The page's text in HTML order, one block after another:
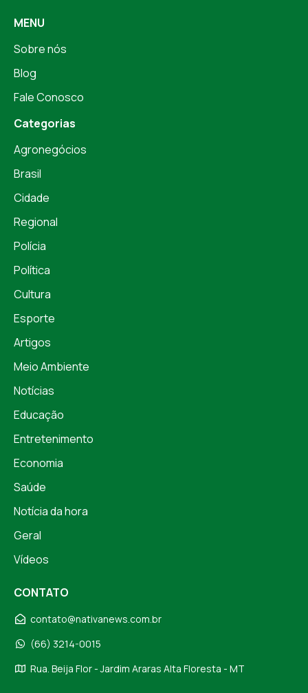
MENU
Sobre nós
Blog
Fale Conosco
Categorias
Agronegócios
Brasil
Cidade
Regional
Polícia
Política
Cultura
Esporte
Artigos
Meio Ambiente
Notícias
Educação
Entretenimento
Economia
Saúde
Notícia da hora
Geral
Vídeos
CONTATO
contato@nativanews.com.br
(66) 3214-0015
Rua. Beija Flor - Jardim Araras Alta Floresta - MT